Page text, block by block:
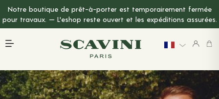
Notre boutique de prêt-à-porter est temporairement fermée
pour travaux. — L'eshop reste ouvert et les expéditions assurées.
Menu Principal